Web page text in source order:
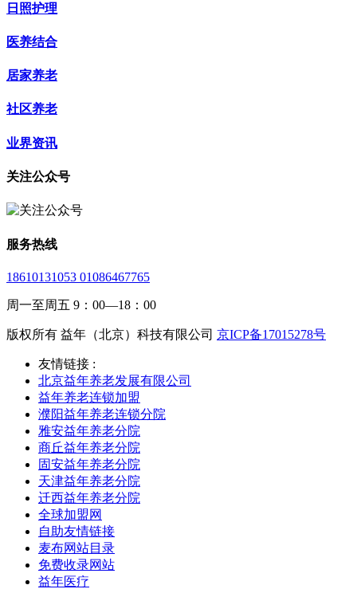
日照护理
医养结合
居家养老
社区养老
业界资讯
关注公众号
服务热线
18610131053 01086467765
周一至周五 9：00—18：00
版权所有 益年（北京）科技有限公司 京ICP备17015278号
友情链接 :
北京益年养老发展有限公司
益年养老连锁加盟
濮阳益年养老连锁分院
雅安益年养老分院
商丘益年养老分院
固安益年养老分院
天津益年养老分院
迁西益年养老分院
全球加盟网
自助友情链接
麦布网站目录
免费收录网站
益年医疗